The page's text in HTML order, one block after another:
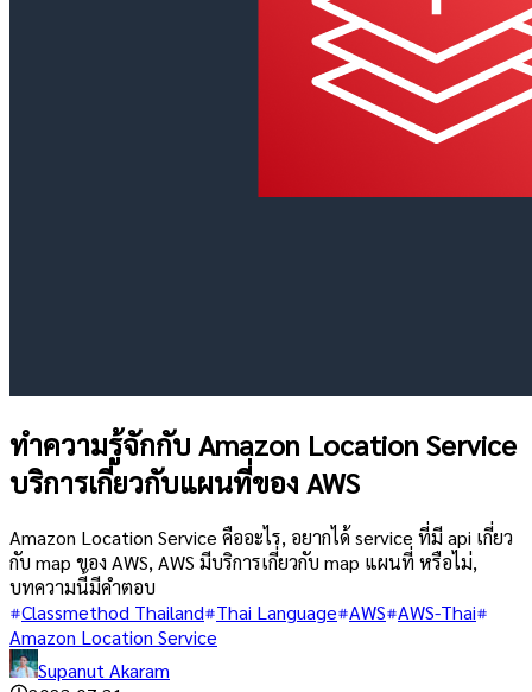
ทำความรู้จักกับ Amazon Location Service
บริการเกี่ยวกับแผนที่ของ AWS
Amazon Location Service คืออะไร, อยากได้ service ที่มี api เกี่ยว
กับ map ของ AWS, AWS มีบริการเกี่ยวกับ map แผนที่ หรือไม่,
บทความนี้มีคำตอบ
Classmethod Thailand Thai Language AWS AWS-Thai
Amazon Location Service
Supanut Akaram